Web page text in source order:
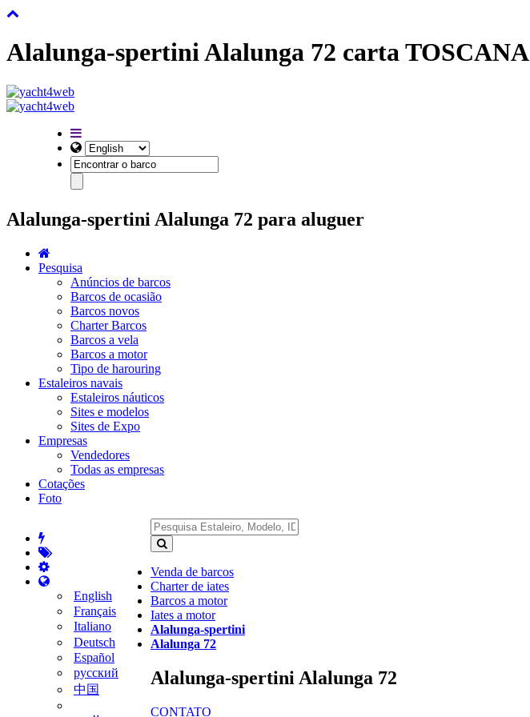
Alalunga-spertini Alalunga 72 carta TOSCANA
Alalunga-spertini Alalunga 72 para aluguer
Pesquisa
Anúncios de barcos
Barcos de ocasião
Barcos novos
Charter Barcos
Barcos a vela
Barcos a motor
Tipo de harouring
Estaleiros navais
Estaleiros náuticos
Sites e modelos
Sites de Expo
Empresas
Vendedores
Todas as empresas
Cotações
Foto
English
Français
Italiano
Deutsch
Español
русский
中国
Venda de barcos
Charter de iates
Barcos a motor
Iates a motor
Alalunga-spertini
Alalunga 72
Alalunga-spertini Alalunga 72
CONTATO